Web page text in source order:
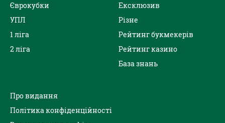
Єврокубки
УПЛ
1 ліга
2 ліга
Ексклюзив
Різне
Рейтинг букмекерів
Рейтинг казино
База знань
Про видання
Політика конфіденційності